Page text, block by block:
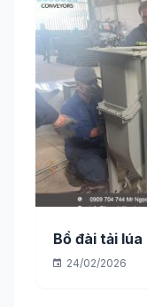
Bồ đài tải lúa
24/02/2026